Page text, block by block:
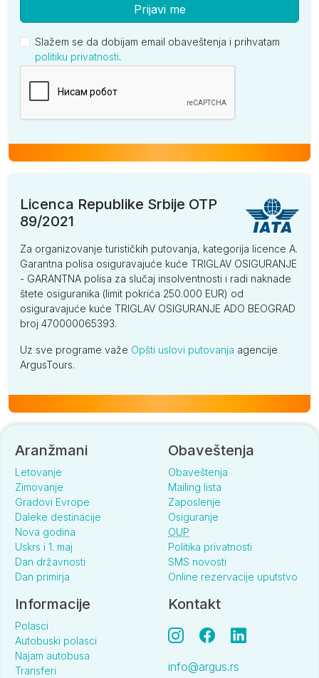
Prijavi me
Slažem se da dobijam email obaveštenja i prihvatam
politiku privatnosti.
Licenca Republike Srbije OTP
89/2021
Za organizovanje turističkih putovanja, kategorija licence A.
Garantna polisa osiguravajuće kuće TRIGLAV OSIGURANJE
- GARANTNA polisa za slučaj insolventnosti i radi naknade
štete osiguranika (limit pokrića 250.000 EUR) od
osiguravajuće kuće TRIGLAV OSIGURANJE ADO BEOGRAD
broj 470000065393.
Uz sve programe važe Opšti uslovi putovanja agencije
ArgusTours.
Aranžmani
Letovanje
Zimovanje
Gradovi Evrope
Daleke destinacije
Nova godina
Uskrs i 1. maj
Dan državnosti
Dan primirja
Obaveštenja
Obaveštenja
Mailing lista
Zaposlenje
Osiguranje
OUP
Politika privatnosti
SMS novosti
Online rezervacije uputstvo
Informacije
Polasci
Autobuski polasci
Najam autobusa
Transferi
Kontakt
info@argus.rs